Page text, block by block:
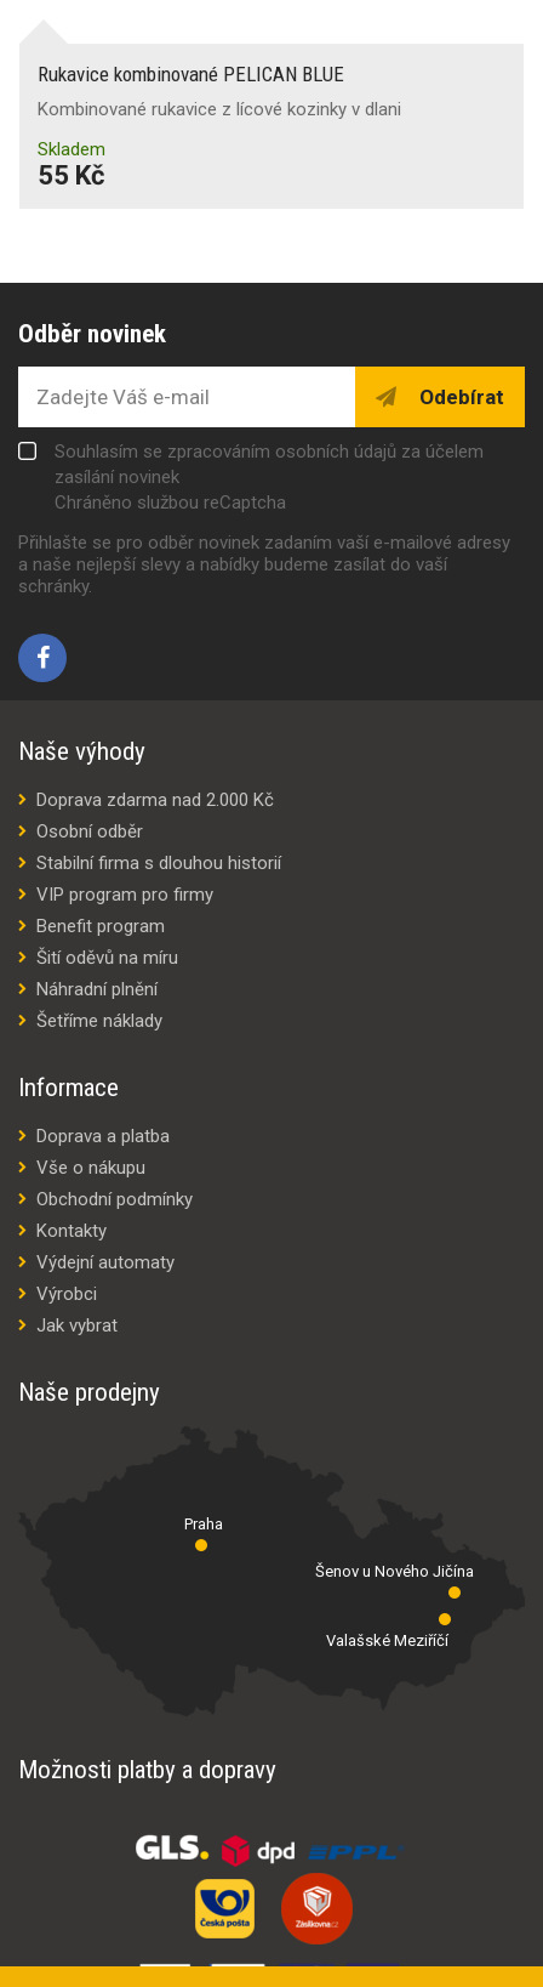
Rukavice kombinované PELICAN BLUE
Kombinované rukavice z lícové kozinky v dlani
Skladem
55 Kč
Odběr novinek
Odebírat
Souhlasím se zpracováním osobních údajů za účelem
zasílání novinek
Chráněno službou reCaptcha
Přihlašte se pro odběr novinek zadaním vaší e-mailové adresy
a naše nejlepší slevy a nabídky budeme zasílat do vaší
schránky.
Naše výhody
Doprava zdarma nad 2.000 Kč
Osobní odběr
Stabilní firma s dlouhou historií
VIP program pro firmy
Benefit program
Šití oděvů na míru
Náhradní plnění
Šetříme náklady
Informace
Doprava a platba
Vše o nákupu
Obchodní podmínky
Kontakty
Výdejní automaty
Výrobci
Jak vybrat
Naše prodejny
Praha
Valašské Meziříčí
Šenov u Nového Jičína
Možnosti platby a dopravy